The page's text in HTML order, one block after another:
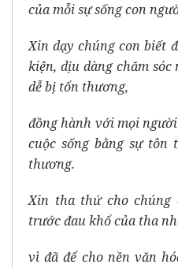
của mỗi sự sống con
Xin dạy chúng con biết
kiện, dịu dàng chăm
dễ bị tổn thương,
đồng hành với mọi
cuộc sống bằng sự tôn
thương.
Xin tha thứ cho
trước đau khổ của tha
vì đã để cho nền văn